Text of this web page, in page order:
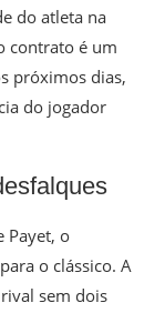
do atleta na
contrato é um
próximos dias,
do jogador
Payet, o
o clássico. A
sem dois